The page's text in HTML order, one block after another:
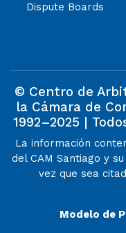
Dispute Boards
© Centro de
la Cámara de
1992–2025 |
La información
del CAM Santiago y
vez que sea
Modelo de